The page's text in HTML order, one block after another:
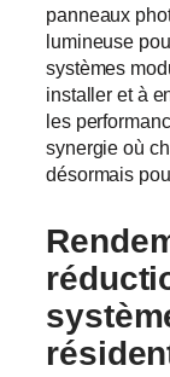
panneaux
lumineuse
systèmes
installer et à
les
synergie où
désormais